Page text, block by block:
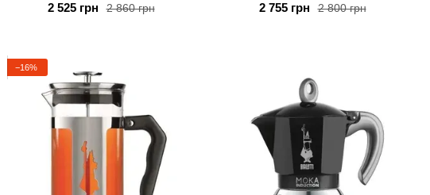
2 860 грн
2 525 грн 2 800 грн
2 755 грн
−16%